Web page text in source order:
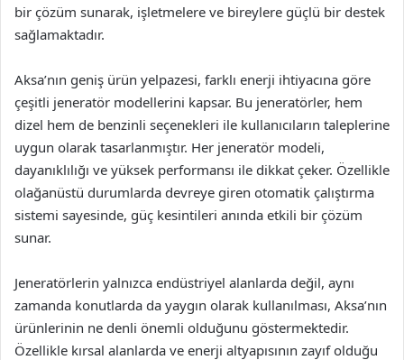
bir çözüm sunarak, işletmelere ve bireylere güçlü bir destek
sağlamaktadır.
Aksa’nın geniş ürün yelpazesi, farklı enerji ihtiyacına göre
çeşitli jeneratör modellerini kapsar. Bu jeneratörler, hem
dizel hem de benzinli seçenekleri ile kullanıcıların taleplerine
uygun olarak tasarlanmıştır. Her jeneratör modeli,
dayanıklılığı ve yüksek performansı ile dikkat çeker. Özellikle
olağanüstü durumlarda devreye giren otomatik çalıştırma
sistemi sayesinde, güç kesintileri anında etkili bir çözüm
sunar.
Jeneratörlerin yalnızca endüstriyel alanlarda değil, aynı
zamanda konutlarda da yaygın olarak kullanılması, Aksa’nın
ürünlerinin ne denli önemli olduğunu göstermektedir.
Özellikle kırsal alanlarda ve enerji altyapısının zayıf olduğu